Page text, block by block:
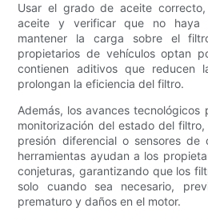
Usar el grado de aceite
aceite y verificar que no haya
mantener la carga sobre el
propietarios de vehículos optan
contienen aditivos que reducen
prolongan la eficiencia del filtro.
Además, los avances tecnológicos
monitorización del estado del
presión diferencial o sensores de
herramientas ayudan a los
conjeturas, garantizando que los
solo cuando sea necesario,
prematuro y daños en el motor.